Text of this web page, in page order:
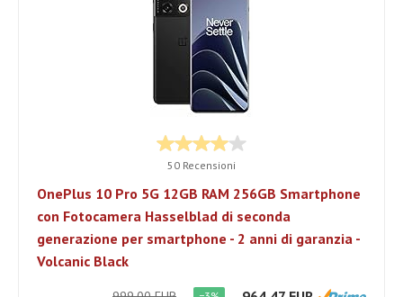
50 Recensioni
OnePlus 10 Pro 5G 12GB RAM 256GB Smartphone
con Fotocamera Hasselblad di seconda
generazione per smartphone - 2 anni di garanzia -
Volcanic Black